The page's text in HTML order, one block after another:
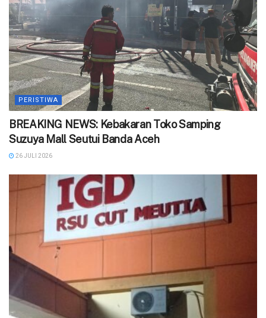
PERISTIWA
BREAKING NEWS: Kebakaran Toko Samping
Suzuya Mall Seutui Banda Aceh
26 JULI 2026